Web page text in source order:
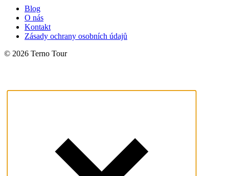
Blog
O nás
Kontakt
Zásady ochrany osobních údajů
© 2026 Terno Tour